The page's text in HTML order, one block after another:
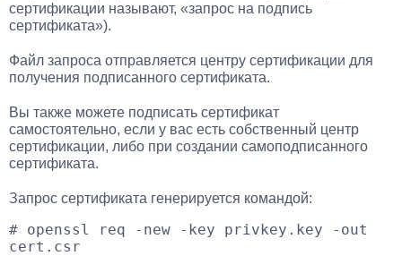
сертификации называют, «запрос на подпись
сертификата»).
Файл запроса отправляется центру сертификации для
получения подписанного сертификата.
Вы также можете подписать сертификат
самостоятельно, если у вас есть собственный центр
сертификации, либо при создании самоподписанного
сертификата.
Запрос сертификата генерируется командой:
# openssl req -new -key privkey.key -out
cert.csr